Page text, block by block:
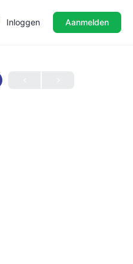
Inloggen Aanmelden